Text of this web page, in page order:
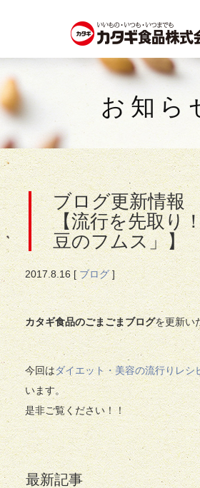
お知ら
ブログ更新情報
【流行を先取り
豆のフムス」】
2017.8.16[ブログ]
カタギ食品のごまごまブログを更新い
今回はダイエット・美容の流行りレシ
います。
是非ご覧ください！！
最新記事